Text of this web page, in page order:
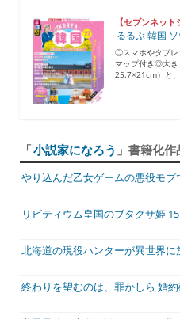
【セブンネット
るるぶ 韓国
◎スマホやタブレ
マップ付き◎大き
25.7×21cm）と
「小説家になろう 」書籍化
やり込んだ乙女ゲームの悪役モブ
リビティウム皇国のブタクサ姫 15
北海道の現役ハンターが異世界に
終わりを望むのは、罪かしら 婚